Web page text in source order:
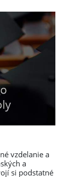
vzdelanie a
a
si podstatné